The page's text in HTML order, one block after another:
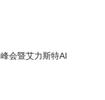
会暨艾力斯特AI